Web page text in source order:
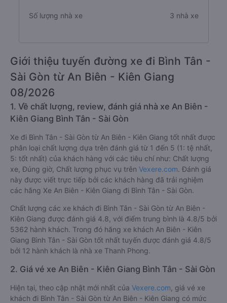
Số lượng nhà xe 3 nhà xe
Giới thiệu tuyến đường xe đi Bình Tân -
Sài Gòn từ An Biên - Kiên Giang
08/2026
1. Về chất lượng, review, đánh giá nhà xe An Biên -
Kiên Giang Bình Tân - Sài Gòn
Xe đi Bình Tân - Sài Gòn từ An Biên - Kiên Giang tốt nhất được
phân loại chất lượng dựa trên đánh giá từ 1 đến 5 (1: tệ nhất,
5: tốt nhất) của khách hàng với các tiêu chí như: Chất lượng
xe, Đúng giờ, Chất lượng phục vụ trên Vexere.com. Đánh giá
này được viết trực tiếp bởi các khách hàng đã trải nghiệm
các hãng Xe An Biên - Kiên Giang đi Bình Tân - Sài Gòn.
Chất lượng các xe khách đi Bình Tân - Sài Gòn từ An Biên -
Kiên Giang được đánh giá 4.8, với điểm trung bình là 4.8/5 bởi
5362 hành khách. Trong đó hãng xe khách An Biên - Kiên
Giang Bình Tân - Sài Gòn tốt nhất tuyến được đánh giá 4.8/5
bởi 12 hành khách là nhà xe Thanh Phong.
2. Giá vé xe An Biên - Kiên Giang Bình Tân - Sài Gòn
Hiện tại, theo cập nhật mới nhất của Vexere.com , giá vé xe
khách đi Bình Tân - Sài Gòn từ An Biên - Kiên Giang có mức